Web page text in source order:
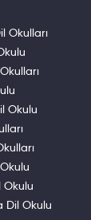
Okulları
Okulu
Okulu
Dil Okulu